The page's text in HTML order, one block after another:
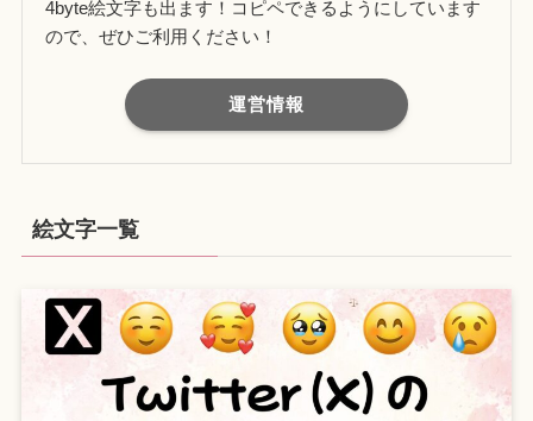
4byte絵文字も出ます！コピペできるようにしています
ので、ぜひご利用ください！
運営情報
絵文字一覧